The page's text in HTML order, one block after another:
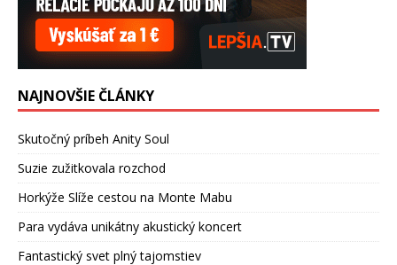
NAJNOVŠIE ČLÁNKY
Skutočný príbeh Anity Soul
Suzie zužitkovala rozchod
Horkýže Slíže cestou na Monte Mabu
Para vydáva unikátny akustický koncert
Fantastický svet plný tajomstiev